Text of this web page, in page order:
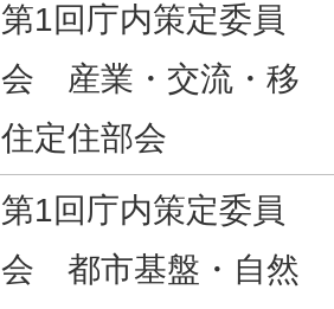
第1回庁内策定委員
会 産業・交流・移
住定住部会
第1回庁内策定委員
会 都市基盤・自然